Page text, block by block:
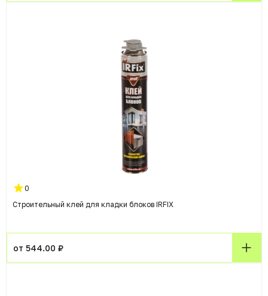
0
Строительный клей для кладки блоков IRFIX
от 544.00 ₽